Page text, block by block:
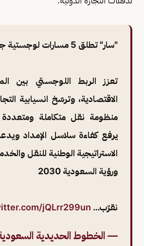
"سار" تطلق 5 مسارات لوجستية جديدة..
تعزز الربط اللوجستي بين
الاقتصادية، وترسّخ انسيابية
منظومة نقل متكاملة ومتعددة
يرفع كفاءة سلاسل الإمداد
الاستراتيجية الوطنية للنقل
ورؤية السعودية 2030
نقرّب… jQLrr299un